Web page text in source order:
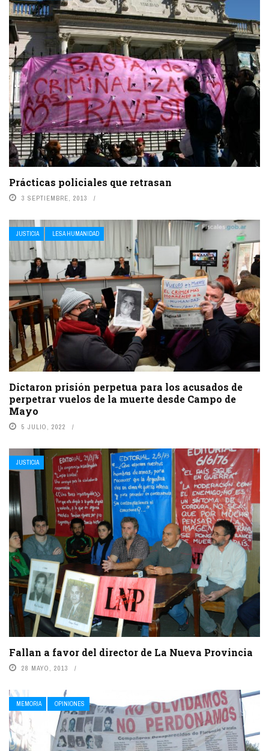
Prácticas policiales que retrasan
3 SEPTIEMBRE, 2013
JUSTICIA LESA HUMANIDAD
Dictaron prisión perpetua para los acusados de
perpetrar vuelos de la muerte desde Campo de
Mayo
5 JULIO, 2022
JUSTICIA
Fallan a favor del director de La Nueva Provincia
28 MAYO, 2013
MEMORIA OPINIONES